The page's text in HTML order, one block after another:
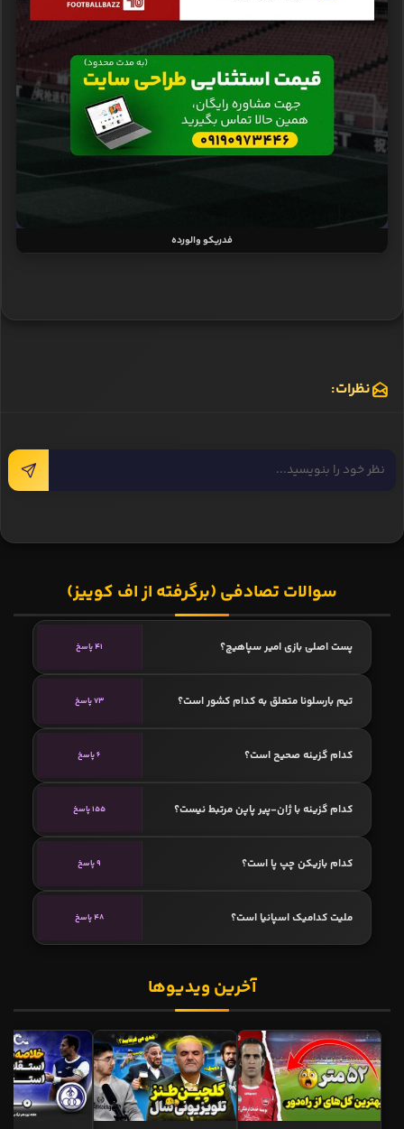
فدریکو والورده
نظرات:
سوالات تصادفی (برگرفته از اف کوییز)
پست اصلی بازی امیر سپاهیچ؟ 41 پاسخ
تیم بارسلونا متعلق به کدام کشور است؟ 73 پاسخ
کدام گزینه صحیح است؟ 6 پاسخ
کدام گزینه با ژان-پیر پاپن مرتبط نیست؟ 155 پاسخ
کدام بازیکن چپ پا است؟ 9 پاسخ
ملیت کدامیک اسپانیا است؟ 48 پاسخ
آخرین ویدیوها